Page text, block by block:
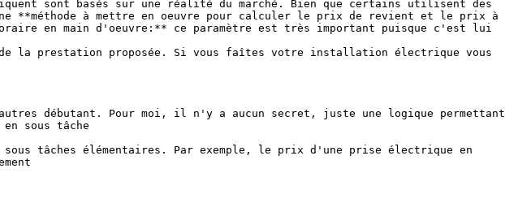
sont basés sur une réalité du marché. Bien que certains utilisent des
**méthode à mettre en oeuvre pour calculer le prix de revient et le prix à
en main d'oeuvre:** ce paramètre est très important puisque c'est lui
la prestation proposée. Si vous faîtes votre installation électrique vous
débutant. Pour moi, il n'y a aucun secret, juste une logique permettant
sous tâche
tâches élémentaires. Par exemple, le prix d'une prise électrique en